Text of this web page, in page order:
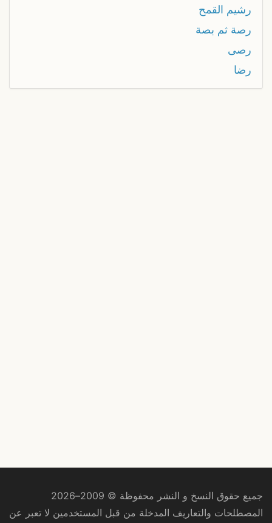
رشيم القمح
رصة ثم بصة
رصى
رضا
جميع حقوق النسخ و النشر محفوظة © 2009–2026
المصطلحات والتعاريف المدخلة من قبل المستخدمين لا تعبر عن